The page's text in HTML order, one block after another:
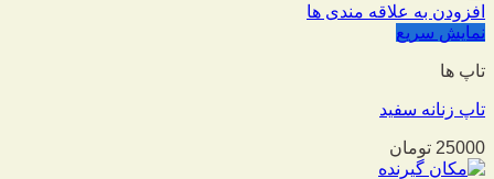
افزودن به علاقه مندی ها
نمایش سریع
تاپ ها
تاپ زنانه سفید
25000 تومان